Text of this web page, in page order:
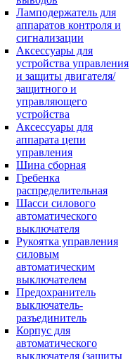
Ламподержатель для
аппаратов контроля и
сигнализации
Аксессуары для
устройства управления
и защиты двигателя/
защитного и
управляющего
устройства
Аксессуары для
аппарата цепи
управления
Шина сборная
Гребенка
распределительная
Шасси силового
автоматического
выключателя
Рукоятка управления
силовым
автоматическим
выключателем
Предохранитель
выключатель-
разъединитель
Корпус для
автоматического
выключателя (защиты